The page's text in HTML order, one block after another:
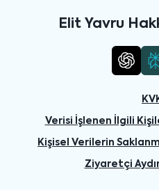
Elit Yavru
Verisi İşlenen İlgili
Kişisel Verilerin
Ziyaretçi